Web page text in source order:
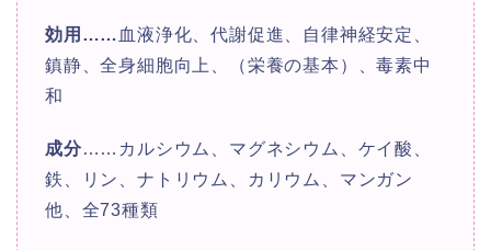
効用 …… 血液浄化、代謝促進、自律神経安定、
鎮静、全身細胞向上、（栄養の基本）、毒素中
和
成分……カルシウム、マグネシウム、ケイ酸、
鉄、リン、ナトリウム、カリウム、マンガン
他、全73種類